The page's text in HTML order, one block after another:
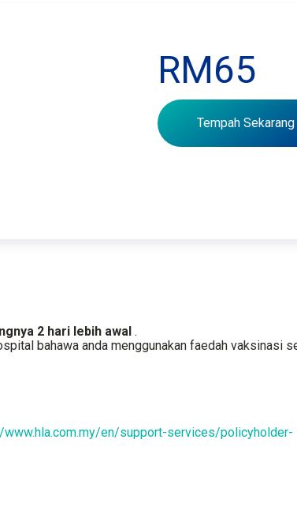
RM65
Tempah Sekarang
2 hari lebih awal .
bahawa anda menggunakan faedah vaksinasi
www.hla.com.my/en/support-services/policyholder-